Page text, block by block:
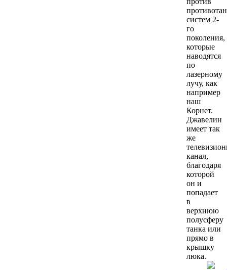
систем 2-
го
поколения,
которые
наводятся
по
лазерному
лучу, как
например
наш
Корнет.
Джавелин
имеет так
же
канал,
благодаря
которой
он и
попадает
в
верхнюю
полусферу
танка или
прямо в
крышку
люка.